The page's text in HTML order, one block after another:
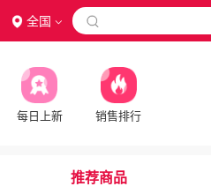
全国 
每日上新 销售排行
推荐商品